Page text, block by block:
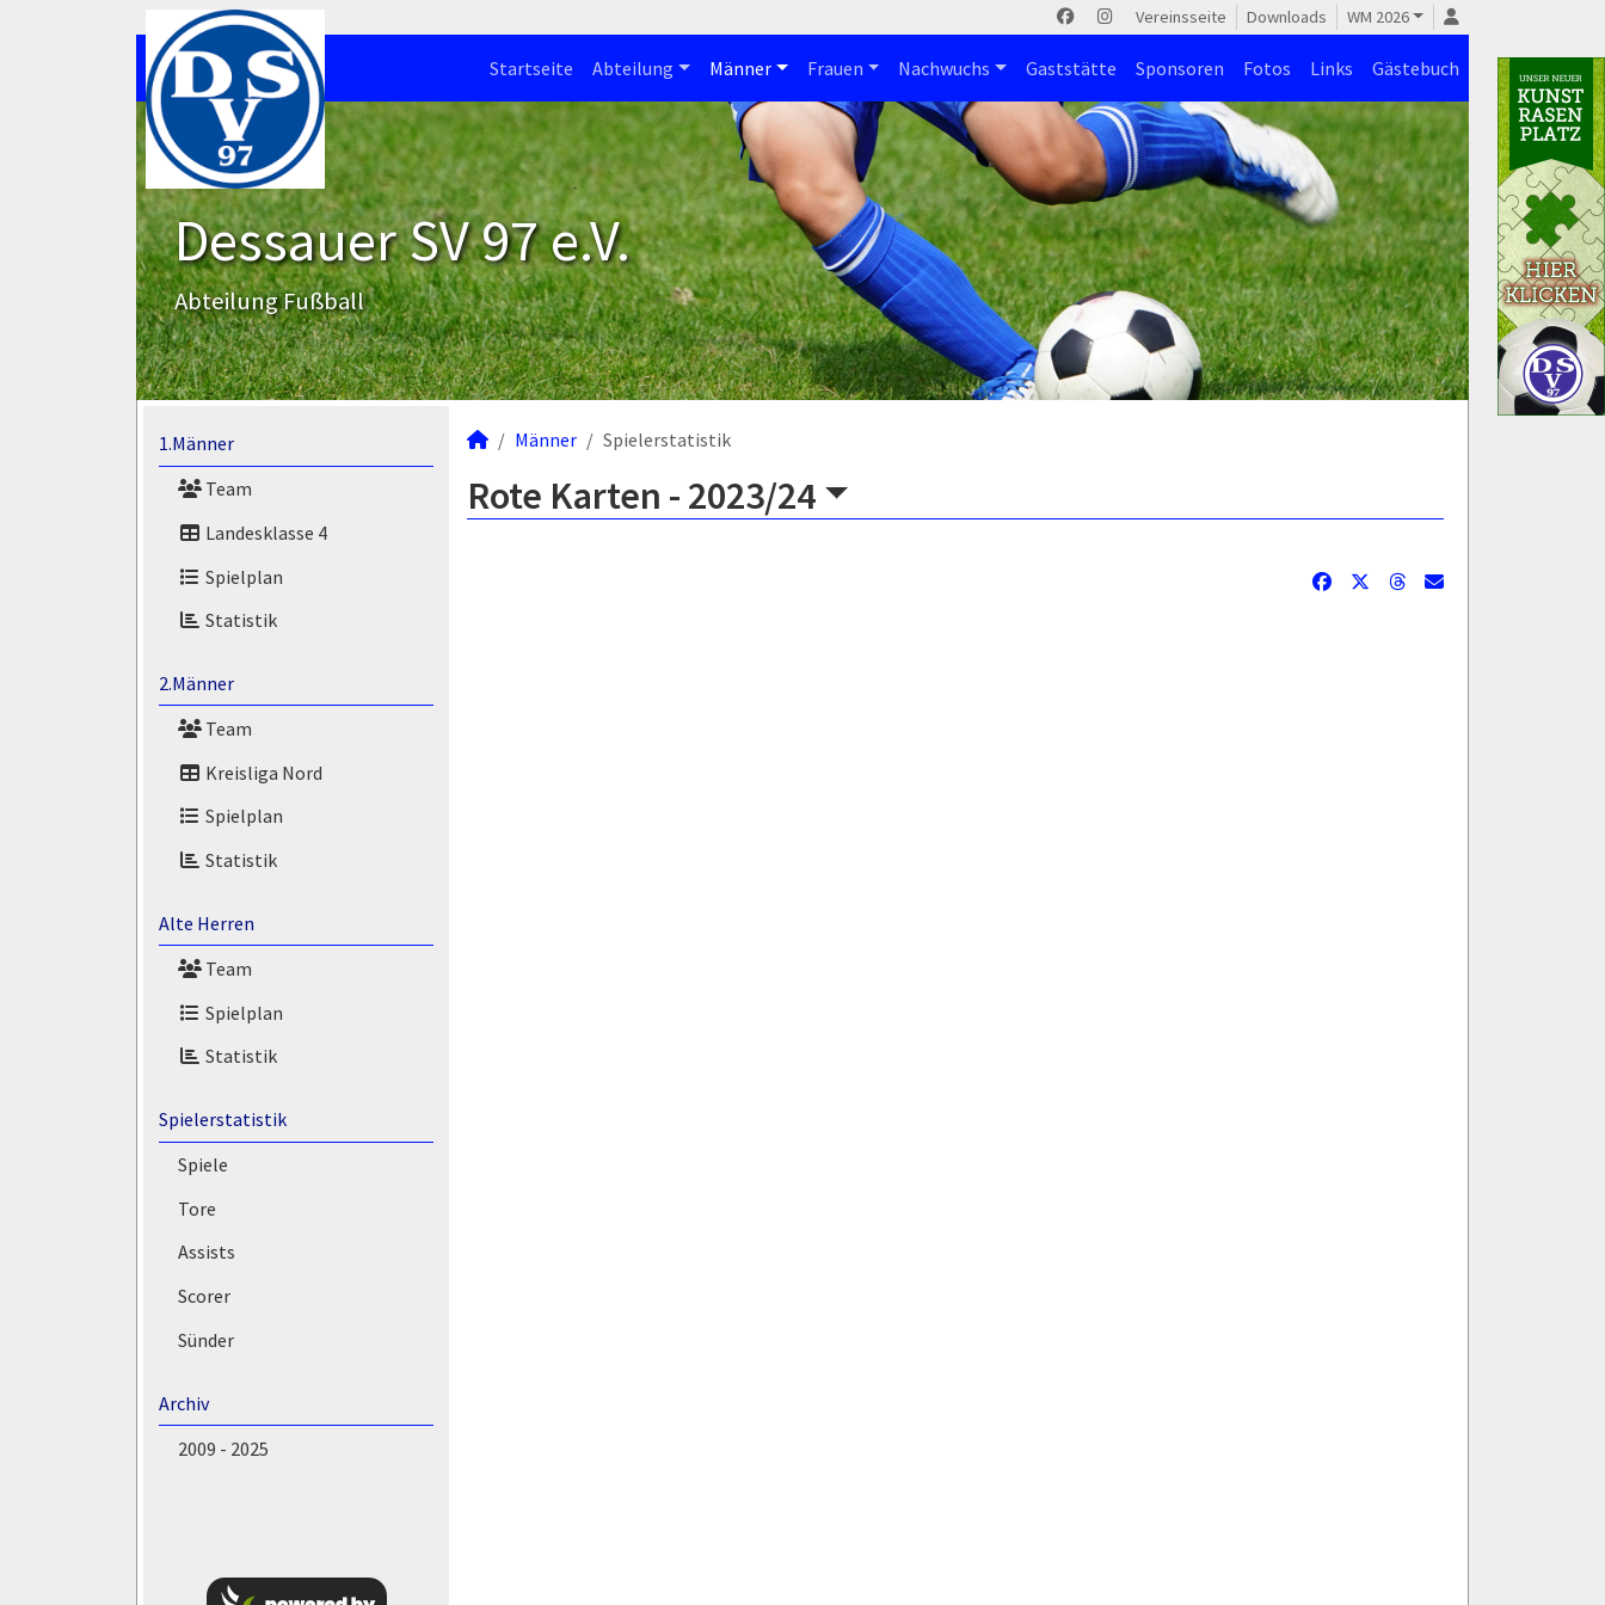
Vereinsseite Downloads WM 2026
Startseite Abteilung Männer Frauen Nachwuchs Gaststätte Sponsoren Fotos Links Gästebuch
Dessauer SV 97 e.V.
Abteilung Fußball
1.Männer
Team
Landesklasse 4
Spielplan
Statistik
2.Männer
Team
Kreisliga Nord
Spielplan
Statistik
Alte Herren
Team
Spielplan
Statistik
Spielerstatistik
Spiele
Tore
Assists
Scorer
Sünder
Archiv
2009 - 2025
Männer Spielerstatistik
Rote Karten - 2023/24